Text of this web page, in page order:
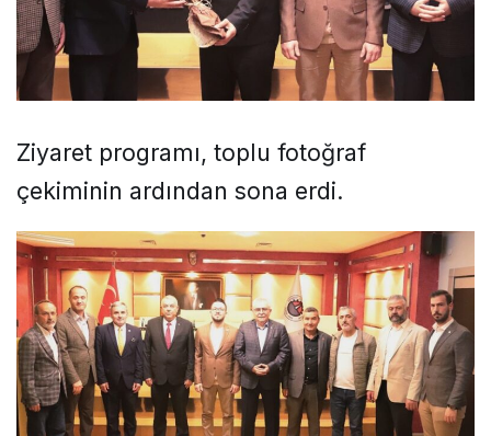
Ziyaret programı, toplu fotoğraf
çekiminin ardından sona erdi.